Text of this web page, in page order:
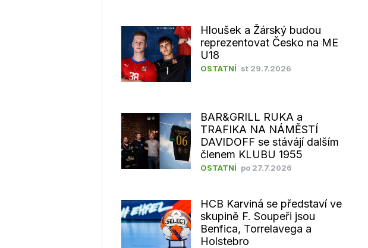
Hloušek a Žárský budou
reprezentovat Česko na ME
U18
OSTATNÍ st 29.7.2026
BAR&GRILL RUKA a
TRAFIKA NA NÁMĚSTÍ
DAVIDOFF se stávájí dalším
členem KLUBU 1955
OSTATNÍ po 27.7.2026
HCB Karviná se představí ve
skupině F. Soupeři jsou
Benfica, Torrelavega a
Holstebro